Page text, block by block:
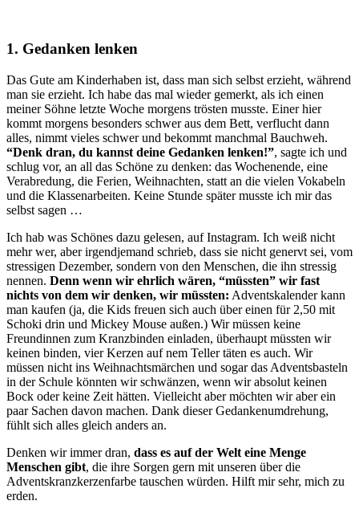
1. Gedanken lenken
Das Gute am Kinderhaben ist, dass man sich selbst erzieht, während
man sie erzieht. Ich habe das mal wieder gemerkt, als ich einen
meiner Söhne letzte Woche morgens trösten musste. Einer hier
kommt morgens besonders schwer aus dem Bett, verflucht dann
alles, nimmt vieles schwer und bekommt manchmal Bauchweh.
“Denk dran, du kannst deine Gedanken lenken!”, sagte ich und
schlug vor, an all das Schöne zu denken: das Wochenende, eine
Verabredung, die Ferien, Weihnachten, statt an die vielen Vokabeln
und die Klassenarbeiten. Keine Stunde später musste ich mir das
selbst sagen …
Ich hab was Schönes dazu gelesen, auf Instagram. Ich weiß nicht
mehr wer, aber irgendjemand schrieb, dass sie nicht genervt sei, vom
stressigen Dezember, sondern von den Menschen, die ihn stressig
nennen. Denn wenn wir ehrlich wären, “müssten” wir fast
nichts von dem wir denken, wir müssten: Adventskalender kann
man kaufen (ja, die Kids freuen sich auch über einen für 2,50 mit
Schoki drin und Mickey Mouse außen.) Wir müssen keine
Freundinnen zum Kranzbinden einladen, überhaupt müssten wir
keinen binden, vier Kerzen auf nem Teller täten es auch. Wir
müssen nicht ins Weihnachtsmärchen und sogar das Adventsbasteln
in der Schule könnten wir schwänzen, wenn wir absolut keinen
Bock oder keine Zeit hätten. Vielleicht aber möchten wir aber ein
paar Sachen davon machen. Dank dieser Gedankenumdrehung,
fühlt sich alles gleich anders an.
Denken wir immer dran, dass es auf der Welt eine Menge
Menschen gibt, die ihre Sorgen gern mit unseren über die
Adventskranzkerzenfarbe tauschen würden. Hilft mir sehr, mich zu
erden.